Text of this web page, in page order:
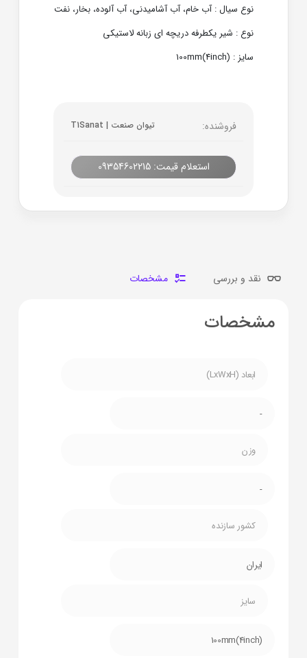
نوع سیال : آب خام، آب آشامیدنی، آب آلوده، بخار، نفت
نوع : شیر یکطرفه دریچه ای زبانه لاستیکی
سایز : 100mm(4inch)
فروشنده: تیوان صنعت | T1Sanat
استعلام قیمت: 09354602215
نقد و بررسی مشخصات
مشخصات
ابعاد (LxWxH)
-
وزن
-
کشور سازنده
ایران
سایز
100mm(4inch)